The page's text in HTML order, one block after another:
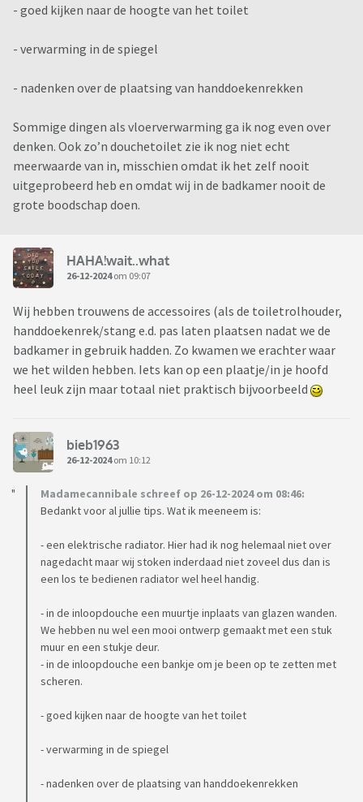
- goed kijken naar de hoogte van het toilet
- verwarming in de spiegel
- nadenken over de plaatsing van handdoekenrekken
Sommige dingen als vloerverwarming ga ik nog even over
denken. Ook zo’n douchetoilet zie ik nog niet echt
meerwaarde van in, misschien omdat ik het zelf nooit
uitgeprobeerd heb en omdat wij in de badkamer nooit de
grote boodschap doen.
HAHA!wait..what
26-12-2024om 09:07
Wij hebben trouwens de accessoires (als de toiletrolhouder,
handdoekenrek/stang e.d. pas laten plaatsen nadat we de
badkamer in gebruik hadden. Zo kwamen we erachter waar
we het wilden hebben. Iets kan op een plaatje/in je hoofd
heel leuk zijn maar totaal niet praktisch bijvoorbeeld
bieb1963
26-12-2024om 10:12
Madamecannibale schreef op 26-12-2024 om 08:46:
Bedankt voor al jullie tips. Wat ik meeneem is:
- een elektrische radiator. Hier had ik nog helemaal niet over
nagedacht maar wij stoken inderdaad niet zoveel dus dan is
een los te bedienen radiator wel heel handig.
- in de inloopdouche een muurtje inplaats van glazen wanden.
We hebben nu wel een mooi ontwerp gemaakt met een stuk
muur en een stukje deur.
- in de inloopdouche een bankje om je been op te zetten met
scheren.
- goed kijken naar de hoogte van het toilet
- verwarming in de spiegel
- nadenken over de plaatsing van handdoekenrekken